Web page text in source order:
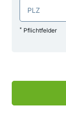
* Pflichtfelder